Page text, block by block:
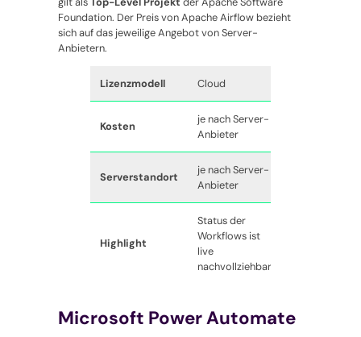
Foundation. Der Preis von Apache Airflow bezieht
sich auf das jeweilige Angebot von Server-
Anbietern.
Lizenzmodell Cloud
Kosten
je nach Server-
Anbieter
Serverstandort
je nach Server-
Anbieter
Highlight
Status der
Workflows ist
live
nachvollziehbar
Microsoft Power Automate